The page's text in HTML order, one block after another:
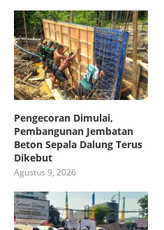
Pengecoran Dimulai,
Pembangunan Jembatan
Beton Sepala Dalung Terus
Dikebut
Agustus 9, 2026